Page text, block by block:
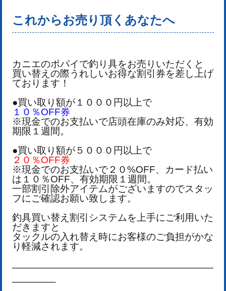
これからお売り頂くあなたへ
カニエのポパイで釣り具をお売りいただくと
買い替えの際うれしいお得な割引券を差し上げ
ております！
●買い取り額が１０００円以上で
１０％OFF券
※現金でのお支払いで店頭在庫のみ対応、有効
期限１週間。
●買い取り額が５０００円以上で
２０％OFF券
※現金でのお支払いで２０%OFF、カード払い
は１０％OFF、有効期限１週間。
一部割引除外アイテムがございますのでスタッ
フにご確認お願い致します。
釣具買い替え割引システムを上手にご利用いた
だきますと
タックルの入れ替え時にお客様のご負担がかな
り軽減されます。
—————————————————————
————–